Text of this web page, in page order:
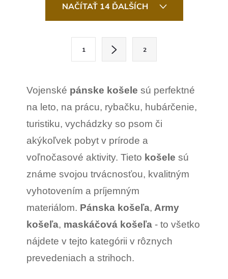
v
y
ý
i
u
NAČÍTAŤ 14 ĎALŠÍCH
á
k
o
v
a
n
i
e
1 2
Vojenské pánske košele sú perfektné
na leto, na prácu, rybačku, hubárčenie,
turistiku, vychádzky so psom či
akýkoľvek pobyt v prírode a
voľnočasové aktivity. Tieto košele sú
známe svojou trvácnosťou, kvalitným
vyhotovením a príjemným
materiálom. Pánska košeľa, Army
košeľa, maskáčová košeľa - to všetko
nájdete v tejto kategórii v rôznych
prevedeniach a strihoch.